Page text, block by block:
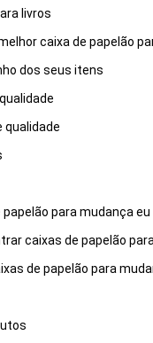
livros
caixa de papelão
dos seus itens
qualidade
para mudança eu
caixas de papelão
de papelão para